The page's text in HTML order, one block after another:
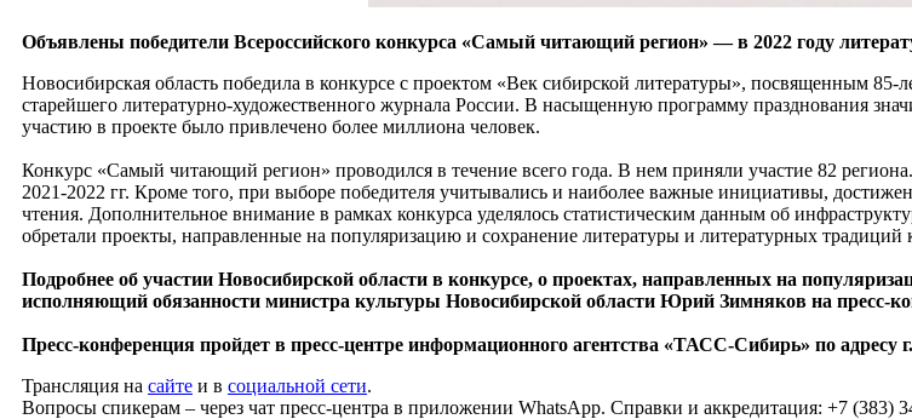
Объявлены победители Всероссийского конкурса «Самый читающий регион» — в 2022 году
Новосибирская область победила в конкурсе с проектом «Век сибирской литературы», посвященным
старейшего литературно-художественного журнала России. В насыщенную программу празднования
участию в проекте было привлечено более миллиона человек.
Конкурс «Самый читающий регион» проводился в течение всего года. В нем приняли участие 82
2021-2022 гг. Кроме того, при выборе победителя учитывались и наиболее важные инициативы,
чтения. Дополнительное внимание в рамках конкурса уделялось статистическим данным об
обретали проекты, направленные на популяризацию и сохранение литературы и литературных традиций
Подробнее об участии Новосибирской области в конкурсе, о проектах, направленных на
исполняющий обязанности министра культуры Новосибирской области Юрий Зимняков на пресс-
Пресс-конференция пройдет в пресс-центре информационного агентства «ТАСС-Сибирь» по
Трансляция на сайте и в социальной сети.
Вопросы спикерам – через чат пресс-центра в приложении WhatsApp. Справки и аккредитация: +7 (383)